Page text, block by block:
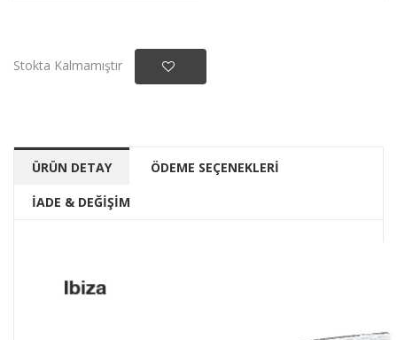
Stokta Kalmamıştır
ÜRÜN DETAY ÖDEME SEÇENEKLERİ
İADE & DEĞİŞİM